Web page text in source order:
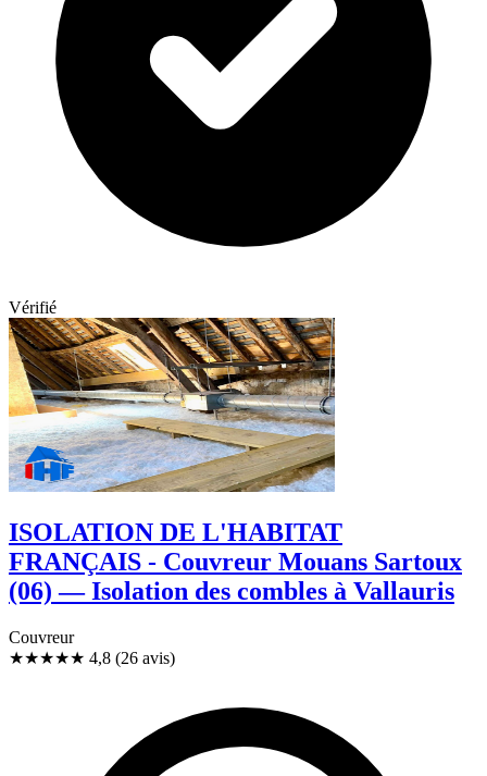
Vérifié
ISOLATION DE L'HABITAT
FRANÇAIS - Couvreur Mouans Sartoux
(06) — Isolation des combles à Vallauris
Couvreur
★★★★★ 4,8 (26 avis)